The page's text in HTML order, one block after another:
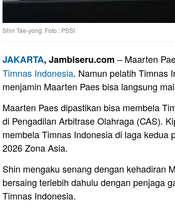
Shin Tae-yong. Foto : PSSI
JAKARTA, Jambiseru.com – Maarten
Timnas Indonesia. Namun pelatih Timnas
menjamin Maarten Paes bisa langsung
Maarten Paes dipastikan bisa membela
di Pengadilan Arbitrase Olahraga (CAS).
membela Timnas Indonesia di laga kedua
2026 Zona Asia.
Shin mengaku senang dengan kehadiran
bersaing terlebih dahulu dengan penjaga
Timnas Indonesia.